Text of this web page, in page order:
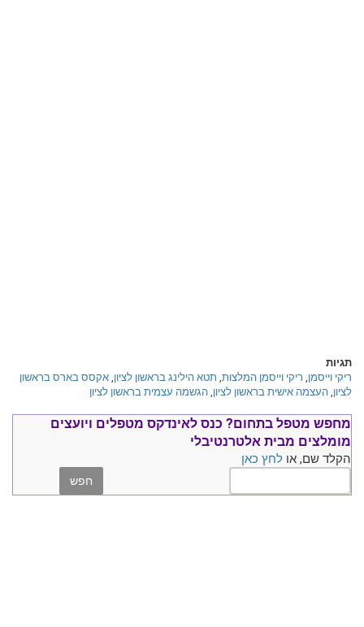
תגיות
ריקי וייסמן, ריקי וייסמן המלצות, תטא הילינג בראשון לציון, אקסס בארס בראשון
לציון, העצמה אישית בראשון לציון, הגשמה עצמית בראשון לציון
מחפש מטפל בתחום? כנס לאינדקס מטפלים ויועצים
מומלצים מבית אלטרנטיבלי
הקלד שם, או לחץ כאן